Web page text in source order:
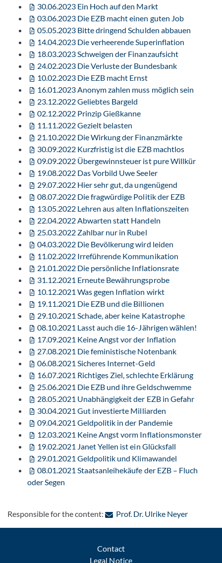
30.06.2023 Ein Hoch auf den Markt
03.06.2023 Die EZB macht einen guten Job
05.05.2023 Bitte dringend Schulden abbauen
14.04.2023 Die verheerende Superinflation
18.03.2023 Schweigen der Finanzaufsicht
24.02.2023 Die Verluste der Bundesbank
10.02.2023 Die EZB macht Ernst
16.01.2023 Anonym zahlen muss möglich sein
23.12.2022 Geliebtes Bargeld
02.12.2022 Prinzip Gießkanne
11.11.2022 Gezielt belasten
21.10.2022 Die Wirkung der Finanzmärkte
30.09.2022 Kurzfristig ist die EZB machtlos
09.09.2022 Übergewinnsteuer ist pure Willkür
19.08.2022 Das Vorbild Uwe Seeler
29.07.2022 Hier sehr gut, da ungenügend
08.07.2022 Die fragwürdige Politik der EZB
13.05.2022 Lehren aus alten Inflationszeiten
22.04.2022 Abwarten statt Handeln
25.03.2022 Zahlbar nur in Rubel
04.03.2022 Die Bevölkerung wird leiden
11.02.2022 Irreführende Kommunikation
21.01.2022 Die persönliche Inflationsrate
31.12.2021 Erneute Bewährungsprobe
10.12.2021 Was gegen Inflation wirkt
19.11.2021 Die EZB und die Billionen
29.10.2021 Schade, aber keine Katastrophe
08.10.2021 Lasst auch die 16-Jährigen wählen!
17.09.2021 Keine Angst vor der Inflation
27.08.2021 Die feministische Notenbank
06.08.2021 Sicheres Internet-Geld
16.07.2021 Richtiges Ziel, schlechte Erklärung
25.06.2021 Die EZB und ihre Geldschwemme
28.05.2021 Unabhängigkeit der EZB in Gefahr
30.04.2021 Gut investierte Milliarden
09.04.2021 Geldpolitik in der Pandemie
12.03.2021 Keine Angst vorm Inflationsmonster
19.02.2021 Janet Yellen ist ein Glücksfall
29.01.2021 Geldpolitik und Klimawandel
08.01.2021 Staatsanleihekäufe der EZB – Fluch
oder Segen
Responsible for the content: Prof. Dr. Ulrike Neyer: Contact
Contact
Legal Notice